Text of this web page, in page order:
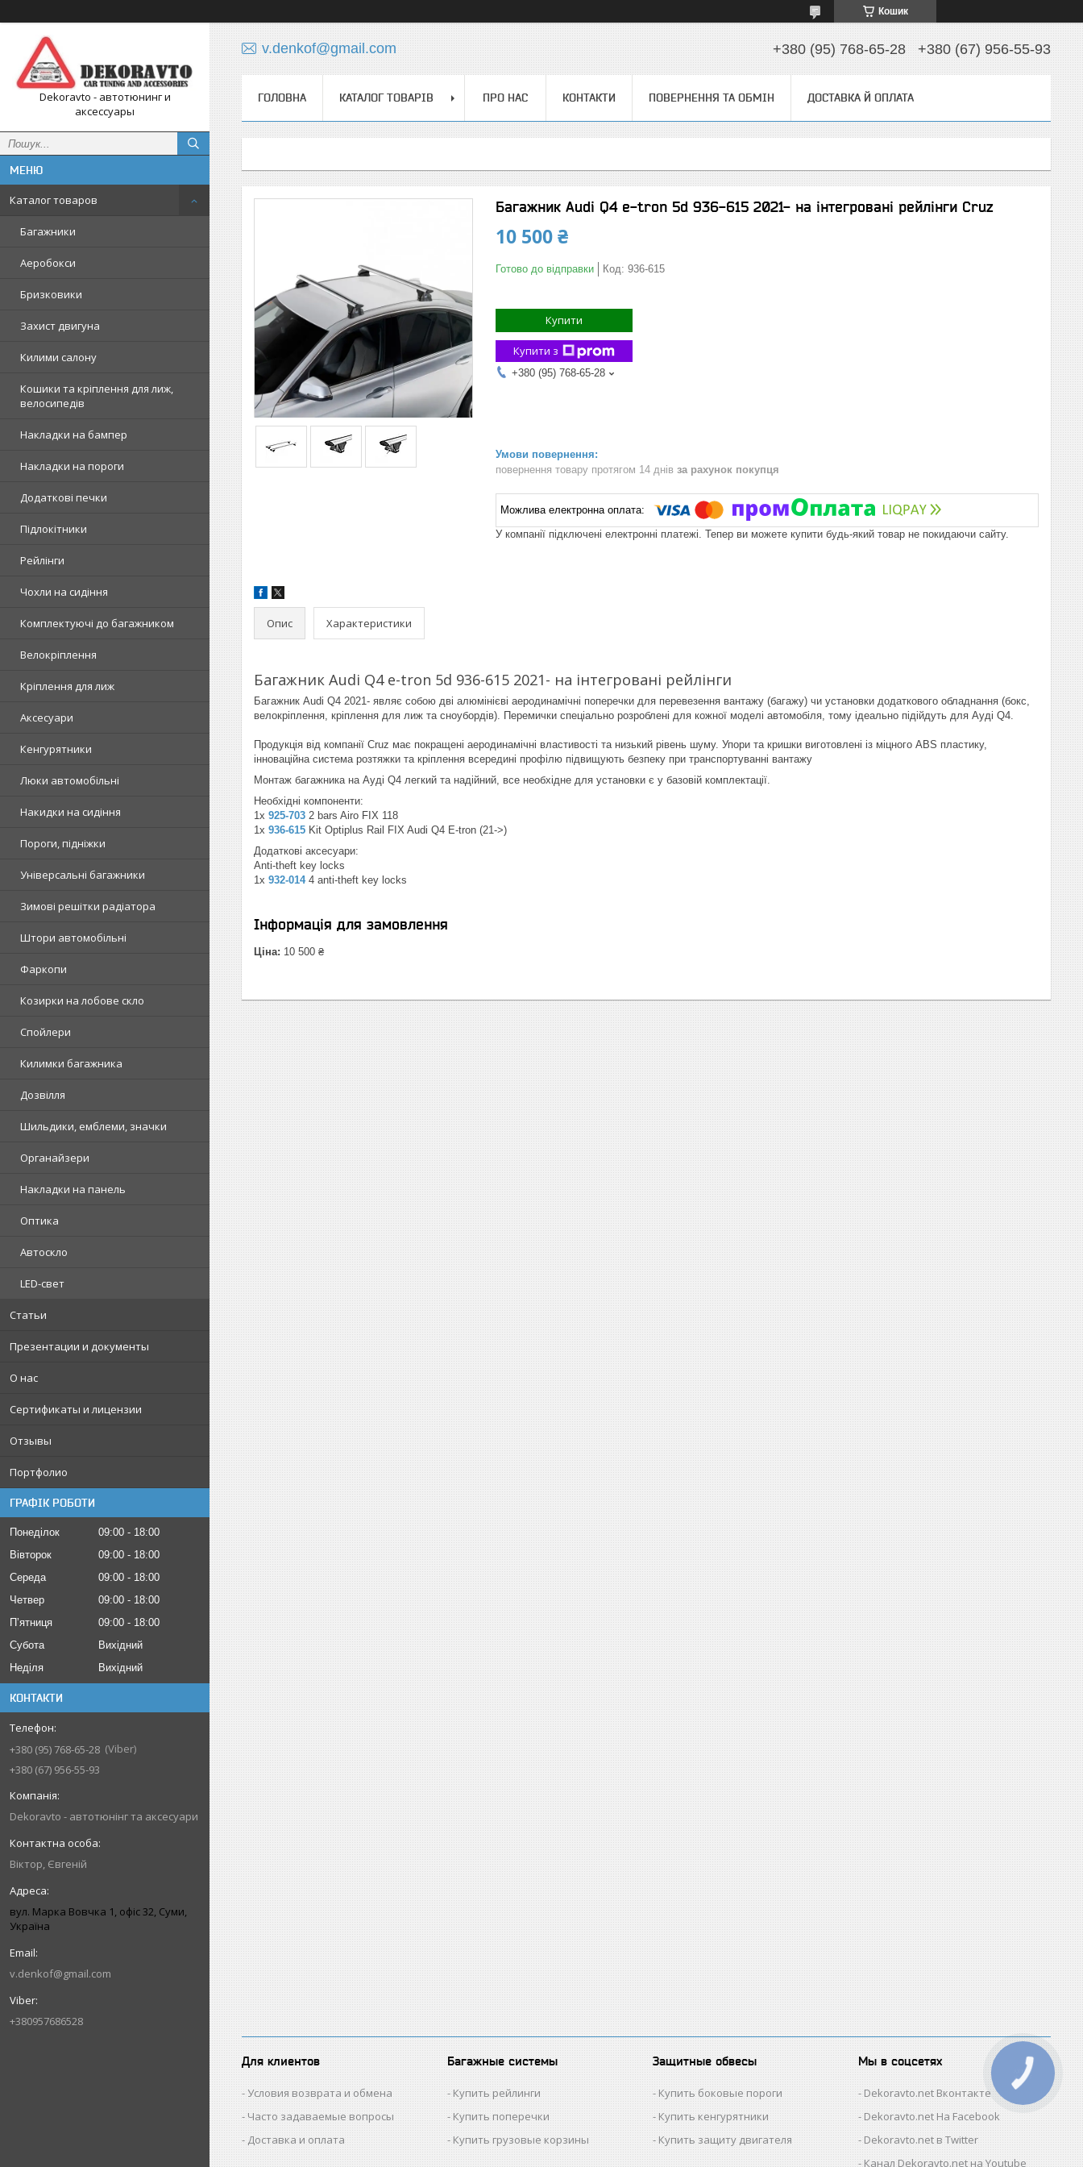
Кошик
Dekoravto - автотюнинг и
аксессуары
Каталог товаров
Багажники
Аеробокси
Бризковики
Захист двигуна
Килими салону
Кошики та кріплення для лиж,
велосипедів
Накладки на бампер
Накладки на пороги
Додаткові печки
Підлокітники
Рейлінги
Чохли на сидіння
Комплектуючі до багажником
Велокріплення
Кріплення для лиж
Аксесуари
Кенгурятники
Люки автомобільні
Накидки на сидіння
Пороги, підніжки
Універсальні багажники
Зимові решітки радіатора
Штори автомобільні
Фаркопи
Козирки на лобове скло
Спойлери
Килимки багажника
Дозвілля
Шильдики, емблеми, значки
Органайзери
Накладки на панель
Оптика
Автоскло
LED-свет
Статьи
Презентации и документы
О нас
Сертификаты и лицензии
Отзывы
Портфолио
ГРАФІК РОБОТИ
Понеділок 09:00
18:00
Вівторок
09:00
18:00
Середа
09:00
18:00
Четвер
09:00
18:00
Пʼятниця
09:00
18:00
Субота
Вихідний
Неділя
Вихідний
КОНТАКТИ
+380 (95) 768-65-28 Viber
+380 (67) 956-55-93
Dekoravto - автотюнінг та аксесуари
Віктор, Євгеній
вул. Марка Вовчка 1, офіс 32, Суми,
Україна
v.denkof@gmail.com
+380957686528
v.denkof@gmail.com +380 (95) 768-65-28 +380 (67) 956-55-93
ГОЛОВНА КАТАЛОГ ТОВАРІВ ПРО НАС КОНТАКТИ ПОВЕРНЕННЯ ТА ОБМІН ДОСТАВКА Й ОПЛАТА
Багажник Audi Q4 e-tron 5d 936-615 2021- на інтегровані рейлінги Cruz
10 500 ₴
Готово до відправки Код: 936-615
Купити
Купити з
+380 (95) 768-65-28
повернення товару протягом 14 днів за рахунок покупця
У компанії підключені електронні платежі. Тепер ви можете купити будь-який товар не покидаючи сайту.
Опис Характеристики
Багажник Audi Q4 e-tron 5d 936-615 2021- на інтегровані рейлінги
Багажник Audi Q4 2021- являє собою дві алюмінієві аеродинамічні поперечки для перевезення вантажу (багажу) чи установки додаткового обладнання (бокс,
велокріплення, кріплення для лиж та сноубордів). Перемички спеціально розроблені для кожної моделі автомобіля, тому ідеально підійдуть для Ауді Q4.
Продукція від компанії Cruz має покращені аеродинамічні властивості та низький рівень шуму. Упори та кришки виготовлені із міцного ABS пластику,
інноваційна система розтяжки та кріплення всередині профілю підвищують безпеку при транспортуванні вантажу
Монтаж багажника на Ауді Q4 легкий та надійний, все необхідне для установки є у базовій комплектації.
Необхідні компоненти:
1x 925-703 2 bars Airo FIX 118
1x 936-615 Kit Optiplus Rail FIX Audi Q4 E-tron (21->)
Додаткові аксесуари:
Anti-theft key locks
1x 932-014 4 anti-theft key locks
Інформація для замовлення
Ціна: 10 500 ₴
Для клиентов
Условия возврата и обмена
Часто задаваемые вопросы
Доставка и оплата
Багажные системы
Купить рейлинги
Купить поперечки
Купить грузовые корзины
Защитные обвесы
Купить боковые пороги
Купить кенгурятники
Купить защиту двигателя
Мы в соцсетях
Dekoravto.net Вконтакте
Dekoravto.net На Facebook
Dekoravto.net в Twitter
Канал Dekoravto.net на Youtube